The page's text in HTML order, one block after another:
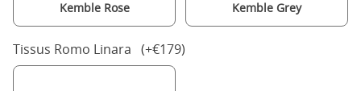
Kemble Rose Kemble Grey
Tissus Romo Linara (+€179)